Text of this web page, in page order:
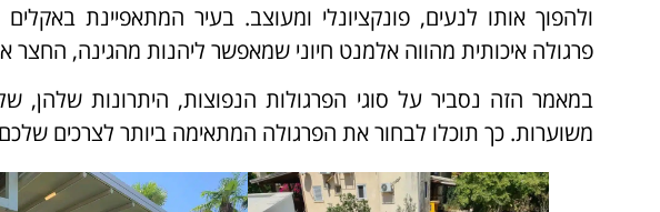
ולהפוך אותו לנעים, פונקציונלי ומעוצב. בעיר המתאפיינת
פרגולה איכותית מהווה אלמנט חיוני שמאפשר ליהנות מהגינה,
במאמר הזה נסביר על סוגי הפרגולות הנפוצות, היתרונות שלהן,
משוערות. כך תוכלו לבחור את הפרגולה המתאימה ביותר לצרכים